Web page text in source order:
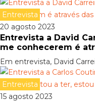
Entrevista
20 agosto 2023
Entrevista a David
me conhecerem é
Em entrevista, David
Entrevista
15 agosto 2023